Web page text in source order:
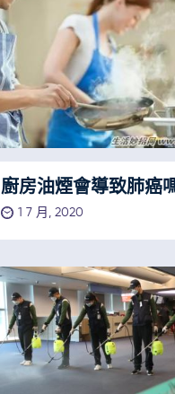
廚房油煙會導致肺癌
1 7 月, 2020